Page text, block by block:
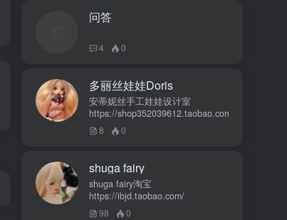
问答
4 0
多丽丝娃娃Doris
安蒂妮丝手工娃娃设计室
https://shop352039612.taobao.com
8 0
shuga fairy
shuga fairy淘宝
https://ibjd.taobao.com/
98 0